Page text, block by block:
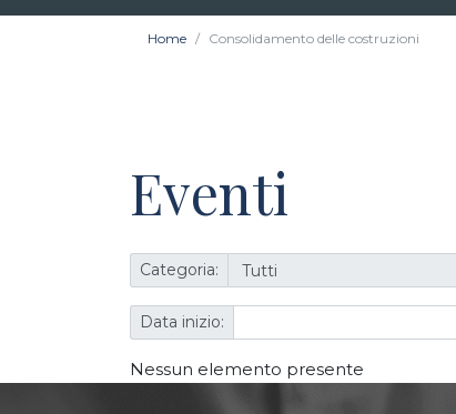
Home Consolidamento delle costruzioni
Eventi
Categoria:
Data inizio:
Nessun elemento presente